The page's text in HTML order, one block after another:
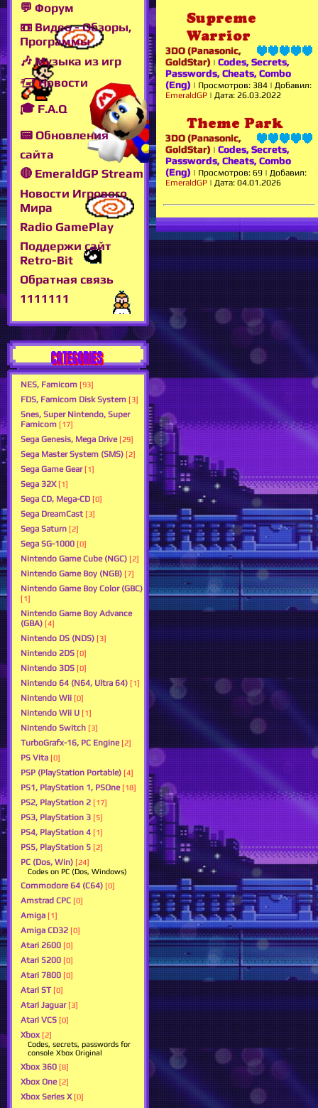
💬 Форум
📼 Видео - Обзоры,
Программы
🎶 Музыка из игр
🖅 Новости
🎓 F.A.Q
📟 Обновления
сайта
🔴 EmeraldGP Stream
Новости Игрового
Мира
Radio GamePlay
Поддержи сайт
Retro-Bit
Обратная связь
1111111
CATEGORIES
NES, Famicom [93]
FDS, Famicom Disk System [3]
Snes, Super Nintendo, Super
Famicom [17]
Sega Genesis, Mega Drive [29]
Sega Master System (SMS) [2]
Sega Game Gear [1]
Sega 32X [1]
Sega CD, Mega-CD [0]
Sega DreamCast [3]
Sega Saturn [2]
Sega SG-1000 [0]
Nintendo Game Cube (NGC) [2]
Nintendo Game Boy (NGB) [7]
Nintendo Game Boy Color (GBC)
[1]
Nintendo Game Boy Advance
(GBA) [4]
Nintendo DS (NDS) [3]
Nintendo 2DS [0]
Nintendo 3DS [0]
Nintendo 64 (N64, Ultra 64) [1]
Nintendo Wii [0]
Nintendo Wii U [1]
Nintendo Switch [3]
TurboGrafx-16, PC Engine [2]
PS Vita [0]
PSP (PlayStation Portable) [4]
PS1, PlayStation 1, PSOne [18]
PS2, PlayStation 2 [17]
PS3, PlayStation 3 [5]
PS4, PlayStation 4 [1]
PS5, PlayStation 5 [2]
PC (Dos, Win) [24]
Codes on PC (Dos, Windows)
Commodore 64 (C64) [0]
Amstrad CPC [0]
Amiga [1]
Amiga CD32 [0]
Atari 2600 [0]
Atari 5200 [0]
Atari 7800 [0]
Atari ST [0]
Atari Jaguar [3]
Atari VCS [0]
Xbox [2]
Codes, secrets, passwords for
console Xbox Original
Xbox 360 [8]
Xbox One [2]
Xbox Series X [0]
Supreme
Warrior
3DO (Panasonic,
GoldStar) | Codes, Secrets,
Passwords, Cheats, Combo
(Eng) | Просмотров: 384 | Добавил:
EmeraldGP | Дата: 26.03.2022
Theme Park
3DO (Panasonic,
GoldStar) | Codes, Secrets,
Passwords, Cheats, Combo
(Eng) | Просмотров: 69 | Добавил:
EmeraldGP | Дата: 04.01.2026